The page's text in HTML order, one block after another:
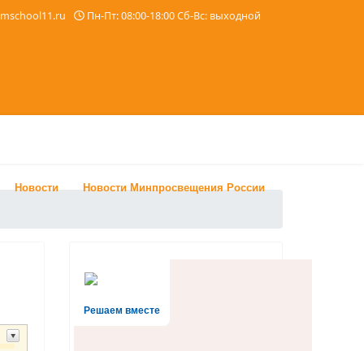
Пн-Пт: 08:00-18:00 Сб-Вс: выходной
Новости Новости Минпросвещения России
Решаем вместе